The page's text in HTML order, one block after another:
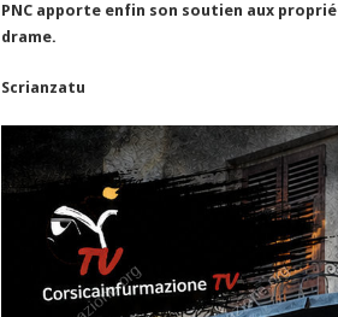
PNC apporte enfin son soutien aux
drame.
Scrianzatu